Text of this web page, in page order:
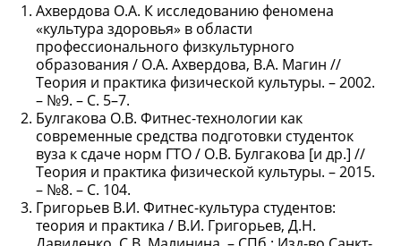
Ахвердова О.А. К исследованию феномена
«культура здоровья» в области
профессионального физкультурного
образования / О.А. Ахвердова, В.А. Магин //
Теория и практика физической культуры. – 2002.
– №9. – С. 5–7.
Булгакова О.В. Фитнес-технологии как
современные средства подготовки студенток
вуза к сдаче норм ГТО / О.В. Булгакова [и др.] //
Теория и практика физической культуры. – 2015.
– №8. – С. 104.
Григорьев В.И. Фитнес-культура студентов:
теория и практика / В.И. Григорьев, Д.Н.